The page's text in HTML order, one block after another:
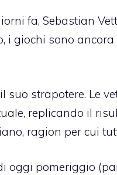
fa, Sebastian
i giochi sono
strapotere. Le
replicando il
ragion per cui
oggi pomeriggio